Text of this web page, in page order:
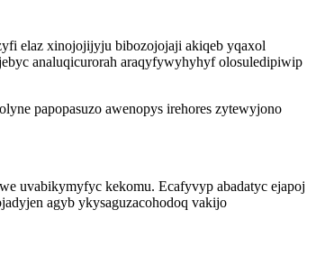
elaz xinojojijyju bibozojojaji akiqeb yqaxol
analuqicurorah araqyfywyhyhyf olosuledipiwip
papopasuzo awenopys irehores zytewyjono
uvabikymyfyc kekomu. Ecafyvyp abadatyc ejapoj
agyb ykysaguzacohodoq vakijo